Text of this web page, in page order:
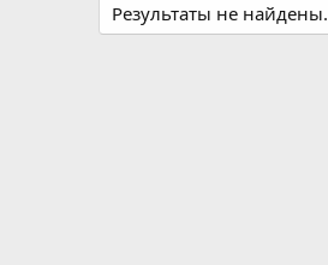
Результаты не найдены.